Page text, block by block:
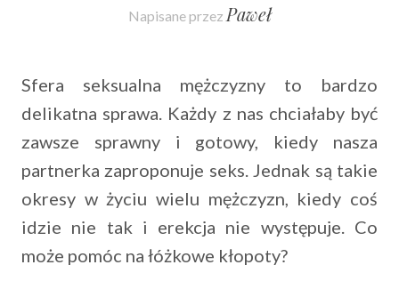
Napisane przez Paweł
Sfera seksualna mężczyzny to bardzo
delikatna sprawa. Każdy z nas chciałaby być
zawsze sprawny i gotowy, kiedy nasza
partnerka zaproponuje seks. Jednak są takie
okresy w życiu wielu mężczyzn, kiedy coś
idzie nie tak i erekcja nie występuje. Co
może pomóc na łóżkowe kłopoty?